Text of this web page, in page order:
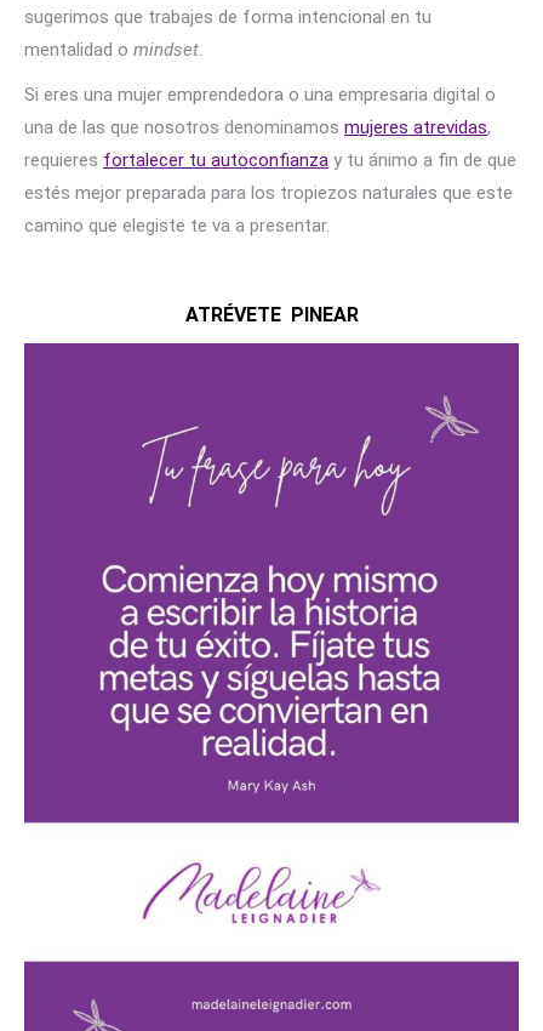
sugerimos que trabajes de forma intencional en tu
mentalidad o mindset.
Si eres una mujer emprendedora o una empresaria digital o
una de las que nosotros denominamos mujeres atrevidas,
requieres fortalecer tu autoconfianza y tu ánimo a fin de que
estés mejor preparada para los tropiezos naturales que este
camino que elegiste te va a presentar.
ATRÉVETE PINEAR